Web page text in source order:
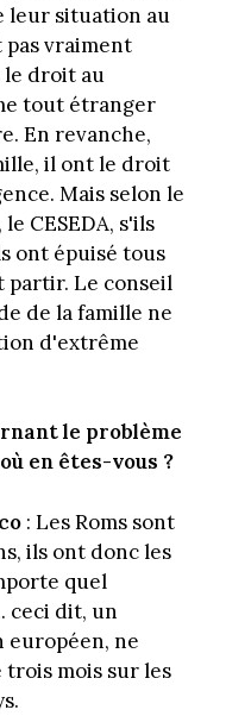
leur situation au
vraiment
le droit au
tout étranger
En revanche,
il ont le droit
Mais selon le
CESEDA, s'ils
ont épuisé tous
partir. Le conseil
de la famille ne
d'extrême
le problème
en êtes-vous ?
: Les Roms sont
ils ont donc les
quel
ceci dit, un
européen, ne
trois mois sur les